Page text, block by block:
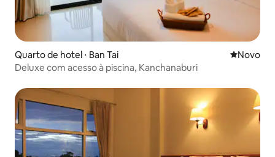
Quarto de hotel ⋅ Ban Tai Novo
Novo
Deluxe com acesso à piscina, Kanchanaburi